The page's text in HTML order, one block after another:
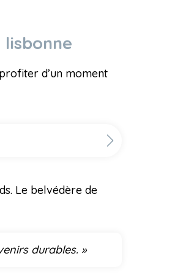
d’un moment
Le belvédère de
durables. »